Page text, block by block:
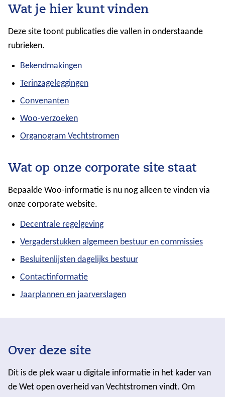
Wat je hier kunt vinden
Deze site toont publicaties die vallen in onderstaande
rubrieken.
Bekendmakingen
Terinzageleggingen
Convenanten
Woo-verzoeken
Organogram Vechtstromen
Wat op onze corporate site staat
Bepaalde Woo-informatie is nu nog alleen te vinden via
onze corporate website.
Decentrale regelgeving
Vergaderstukken algemeen bestuur en commissies
Besluitenlijsten dagelijks bestuur
Contactinformatie
Jaarplannen en jaarverslagen
Over deze site
Dit is de plek waar u digitale informatie in het kader van
de Wet open overheid van Vechtstromen vindt. Om